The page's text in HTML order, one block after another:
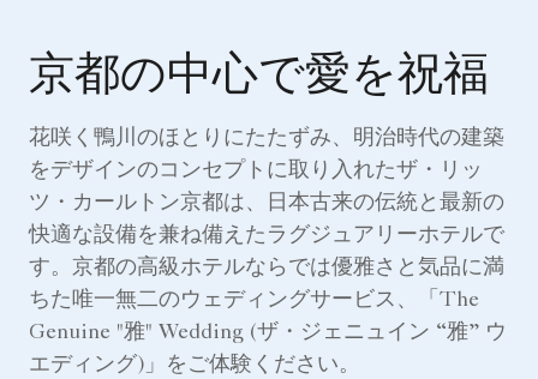
京都の中心で愛を祝福
花咲く鴨川のほとりにたたずみ、明治時代の建築
をデザインのコンセプトに取り入れたザ・リッ
ツ・カールトン京都は、日本古来の伝統と最新の
快適な設備を兼ね備えたラグジュアリーホテルで
す。京都の高級ホテルならでは優雅さと気品に満
ちた唯一無二のウェディングサービス、「The
Genuine "雅" Wedding (ザ・ジェニュイン “雅” ウ
エディング)」をご体験ください。